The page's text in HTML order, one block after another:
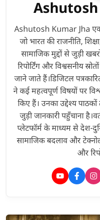
Ashutosh Kumar Jha
जो भारत की राजनीति,
सामाजिक मुद्दों से जुड़ी
रिपोर्टिंग और विश्वसनीय
जाने जाते हैं।डिजिटल
ने कई महत्वपूर्ण विषयों पर
किए हैं। उनका उद्देश्य
जुड़ी जानकारी पहुँचाना
प्लेटफॉर्म के माध्यम से देश-
सामाजिक बदलाव और
और